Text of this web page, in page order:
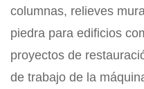
columnas, relieves
piedra para edificios
proyectos de
de trabajo de la